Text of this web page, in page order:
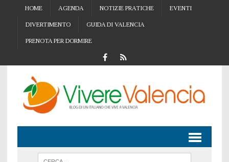
HOME AGENDA NOTIZIE PRATICHE EVENTI
DIVERTIMENTO GUIDA DI VALENCIA
PRENOTA PER DORMIRE